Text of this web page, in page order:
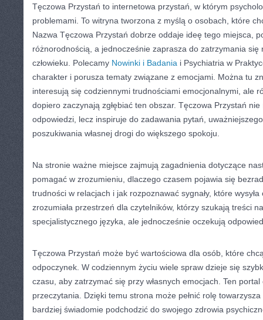
Tęczowa Przystań to internetowa przystań, w którym
problemami. To witryna tworzona z myślą o osobach, które
Nazwa Tęczowa Przystań dobrze oddaje ideę tego miejsca,
różnorodnością, a jednocześnie zaprasza do zatrzymania się
człowieku. Polecamy Nowinki i Badania i Psychiatria w
charakter i porusza tematy związane z emocjami. Można tu
interesują się codziennymi trudnościami emocjonalnymi, ale
dopiero zaczynają zgłębiać ten obszar. Tęczowa Przystań
odpowiedzi, lecz inspiruje do zadawania pytań,
poszukiwania własnej drogi do większego spokoju.
Na stronie ważne miejsce zajmują zagadnienia dotyczące
pomagać w zrozumieniu, dlaczego czasem pojawia się
trudności w relacjach i jak rozpoznawać sygnały, które wysyła
zrozumiała przestrzeń dla czytelników, którzy szukają treści
specjalistycznego języka, ale jednocześnie oczekują
Tęczowa Przystań może być wartościowa dla osób, które
odpoczynek. W codziennym życiu wiele spraw dzieje się
czasu, aby zatrzymać się przy własnych emocjach. Ten
przeczytania. Dzięki temu strona może pełnić rolę
bardziej świadomie podchodzić do swojego zdrowia